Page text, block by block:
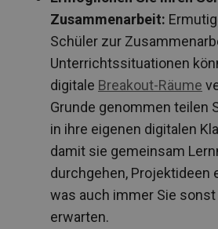
Zusammenarbeit:
Schüler zur
Unterrichtssituationen
digitale Breakout-Räume
Grunde genommen teilen
in ihre eigenen digitalen
damit sie gemeinsam
durchgehen, Projektideen
was auch immer Sie sonst
erwarten.